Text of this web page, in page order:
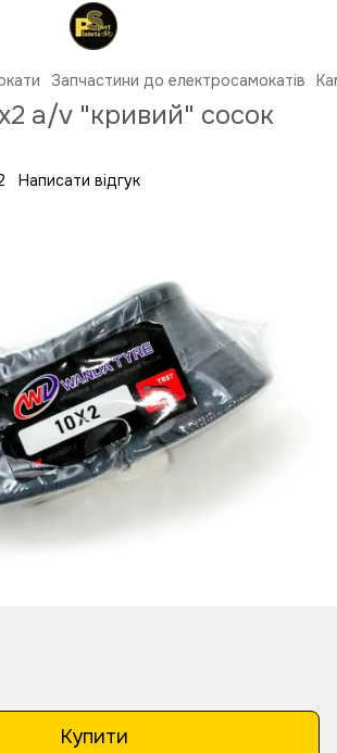
Запчастини до електросамокатів
a/v "кривий" сосок
Написати відгук
Купити